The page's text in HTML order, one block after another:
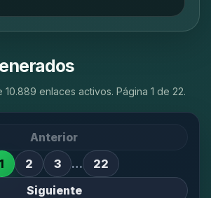
10.889 enlaces activos. Página 1 de 22.
Anterior
1
2 3 …
22
Siguiente